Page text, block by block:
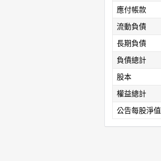
應付帳款
流動負債
長期負債
負債總計
股本
權益總計
公告每股淨值